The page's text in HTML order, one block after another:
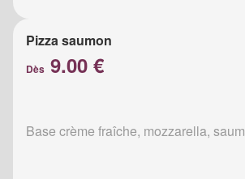
Pizza saumon
Dès 9.00 €
Base crème fraîche, mozzarella,